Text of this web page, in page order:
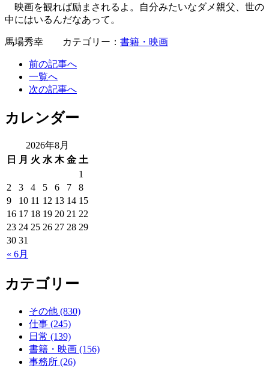
映画を観れば励まされるよ。自分みたいなダメ親父、世の
中にはいるんだなあって。
馬場秀幸 カテゴリー： 書籍・映画
前の記事へ
一覧へ
次の記事へ
カレンダー
2026年8月
日
月 火 水 木 金 土
« 6月
1
2
3 4 5 6 7
8
9
10 11 12 13 14 15
16 17 18 19 20 21 22
23 24 25 26 27 28 29
30 31
カテゴリー
その他 (830)
仕事 (245)
日常 (139)
書籍・映画 (156)
事務所 (26)